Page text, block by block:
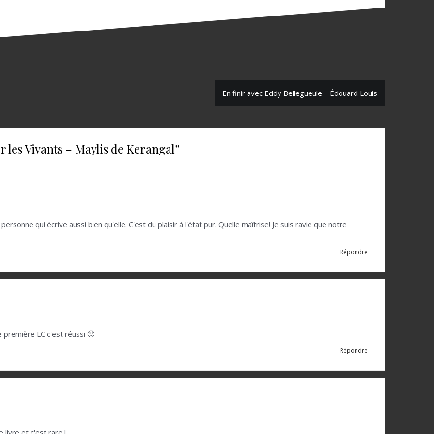
En finir avec Eddy Bellegueule – Édouard Louis
les Vivants – Maylis de Kerangal”
qui écrive aussi bien qu'elle. C'est du plaisir à l'état pur. Quelle maîtrise! Je suis ravie que notre
Répondre
LC c'est réussi 🙂
Répondre
livre et c'est rare !